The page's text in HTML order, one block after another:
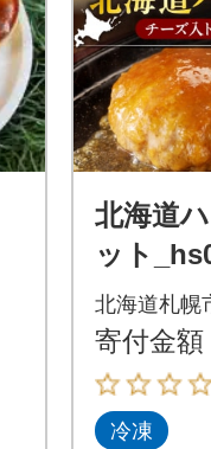
北海道
ット
北海道札幌
寄付金額
冷凍